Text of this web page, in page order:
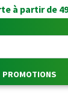
à partir de
PROMOTIONS